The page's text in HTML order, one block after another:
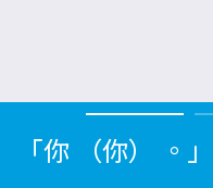
「你 （你） 。」